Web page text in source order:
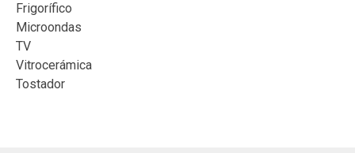
Frigorífico
Microondas
TV
Vitrocerámica
Tostador